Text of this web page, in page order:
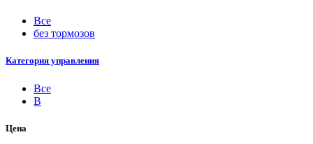
Все
без тормозов
Категория управления
Все
B
Цена